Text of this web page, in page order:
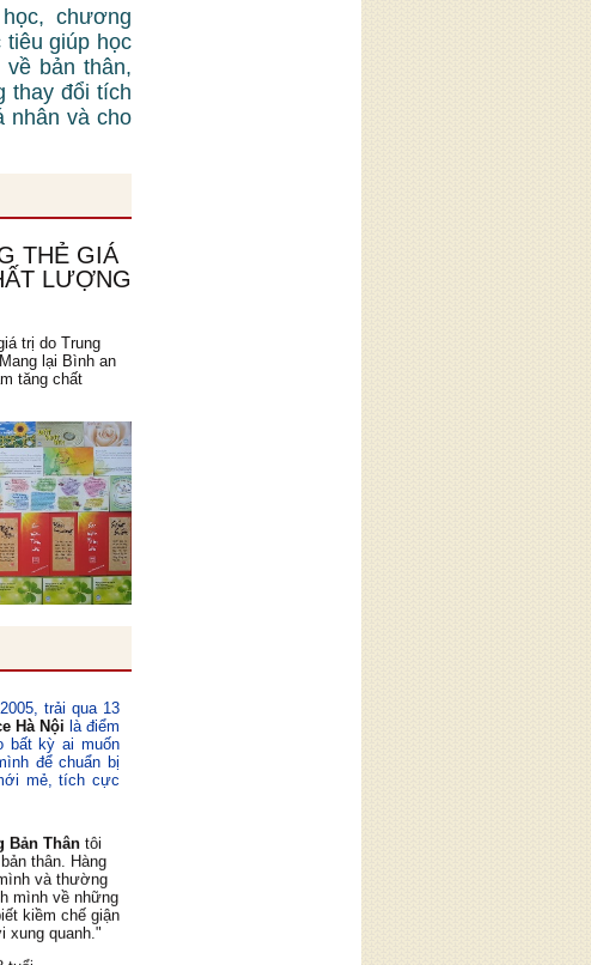
chương
giúp học
bản thân,
thay đổi tích
nhân và cho
THẺ GIÁ
LƯỢNG
trị do Trung
lại Bình an
tăng chất
trải qua 13
Hà Nội là điểm
bất kỳ ai muốn
để chuẩn bị
mẻ, tích cực
và thường
mình về những
kiềm chế giận
xung quanh."
tuổi